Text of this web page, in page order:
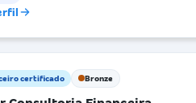
certificado Bronze